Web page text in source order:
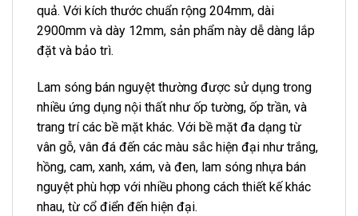
quả. Với kích thước chuẩn rộng 204mm, dài
2900mm và dày 12mm, sản phẩm này dễ dàng lắp
đặt và bảo trì.
Lam sóng bán nguyệt thường được sử dụng trong
nhiều ứng dụng nội thất như ốp tường, ốp trần, và
trang trí các bề mặt khác. Với bề mặt đa dạng từ
vân gỗ, vân đá đến các màu sắc hiện đại như trắng,
hồng, cam, xanh, xám, và đen, lam sóng nhựa bán
nguyệt phù hợp với nhiều phong cách thiết kế khác
nhau, từ cổ điển đến hiện đại.